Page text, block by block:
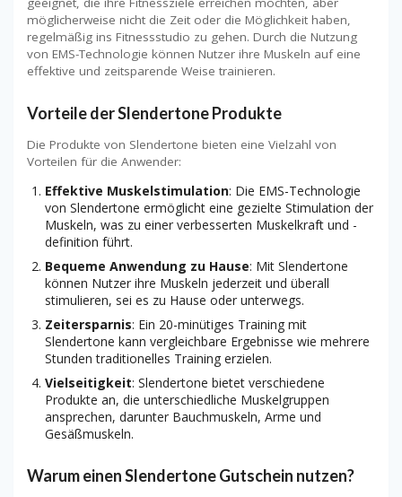
möglicherweise nicht die Zeit oder die Möglichkeit haben,
regelmäßig ins Fitnessstudio zu gehen. Durch die Nutzung
von EMS-Technologie können Nutzer ihre Muskeln auf eine
effektive und zeitsparende Weise trainieren.
Vorteile der Slendertone Produkte
Die Produkte von Slendertone bieten eine Vielzahl von
Vorteilen für die Anwender:
Effektive Muskelstimulation: Die EMS-Technologie
von Slendertone ermöglicht eine gezielte Stimulation der
Muskeln, was zu einer verbesserten Muskelkraft und -
definition führt.
Bequeme Anwendung zu Hause: Mit Slendertone
können Nutzer ihre Muskeln jederzeit und überall
stimulieren, sei es zu Hause oder unterwegs.
Zeitersparnis: Ein 20-minütiges Training mit
Slendertone kann vergleichbare Ergebnisse wie mehrere
Stunden traditionelles Training erzielen.
Vielseitigkeit: Slendertone bietet verschiedene
Produkte an, die unterschiedliche Muskelgruppen
ansprechen, darunter Bauchmuskeln, Arme und
Gesäßmuskeln.
Warum einen Slendertone Gutschein nutzen?